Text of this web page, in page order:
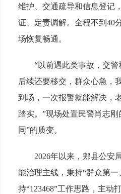
维护、交通疏导和信息登记
证、定责调解。全程不到40
场恢复畅通。
“以前遇此类事故，交警
后续还要移交，群众心急，
到场，一次报警就能解决，
踏实。”现场处置民警肖志
同”的质变。
2026年以来，郏县公安
能治理主线，秉持“群众第
持“123468”工作思路，主动